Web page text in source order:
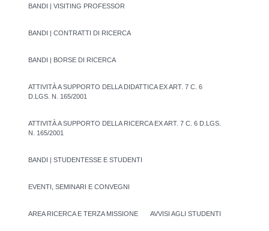
BANDI | VISITING PROFESSOR
BANDI | CONTRATTI DI RICERCA
BANDI | BORSE DI RICERCA
ATTIVITÀ A SUPPORTO DELLA DIDATTICA EX ART. 7 C. 6
D.LGS. N. 165/2001
ATTIVITÀ A SUPPORTO DELLA RICERCA EX ART. 7 C. 6 D.LGS.
N. 165/2001
BANDI | STUDENTESSE E STUDENTI
EVENTI, SEMINARI E CONVEGNI
AREA RICERCA E TERZA MISSIONE AVVISI AGLI STUDENTI